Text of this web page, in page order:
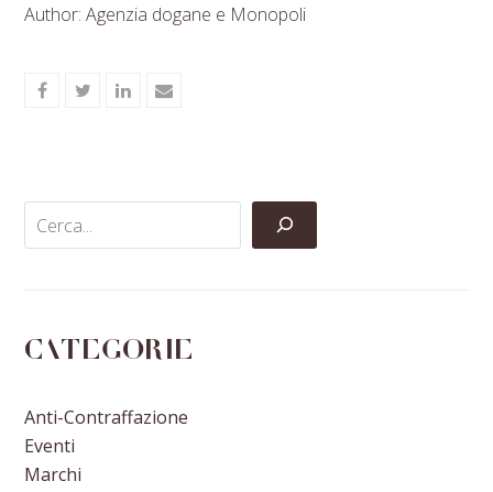
Author: Agenzia dogane e Monopoli
ShareShareShareShare
Categorie
Anti-Contraffazione
Eventi
Marchi